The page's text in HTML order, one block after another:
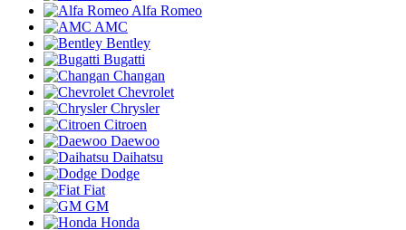
Alfa Romeo
AMC
Bentley
Bugatti
Changan
Chevrolet
Chrysler
Citroen
Daewoo
Daihatsu
Dodge
Fiat
GM
Honda